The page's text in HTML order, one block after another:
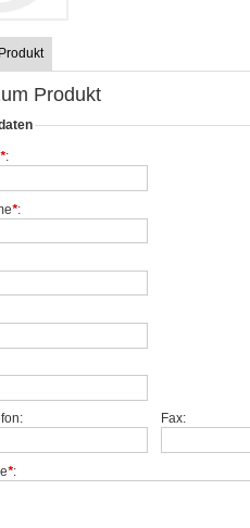
Produkt
*:
*:
Fax:
*: